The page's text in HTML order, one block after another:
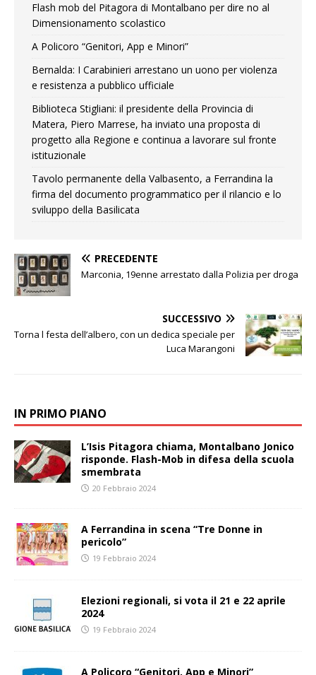
Flash mob del Pitagora di Montalbano per dire no al
Dimensionamento scolastico
A Policoro “Genitori, App e Minori”
Bernalda: I Carabinieri arrestano un uono per violenza
e resistenza a pubblico ufficiale
Biblioteca Stigliani: il presidente della Provincia di
Matera, Piero Marrese, ha inviato una proposta di
progetto alla Regione e continua a lavorare sul fronte
istituzionale
Tavolo permanente della Valbasento, a Ferrandina la
firma del documento programmatico per il rilancio e lo
sviluppo della Basilicata
PRECEDENTE
Marconia, 19enne arrestato dalla Polizia per droga
SUCCESSIVO
Torna l festa dell’albero, con un dedica speciale per
Luca Marangoni
IN PRIMO PIANO
L’Isis Pitagora chiama, Montalbano Jonico
risponde. Flash-Mob in difesa della scuola
smembrata
20 Febbraio 2024
A Ferrandina in scena “Tre Donne in
pericolo”
19 Febbraio 2024
Elezioni regionali, si vota il 21 e 22 aprile
2024
19 Febbraio 2024
A Policoro “Genitori, App e Minori”